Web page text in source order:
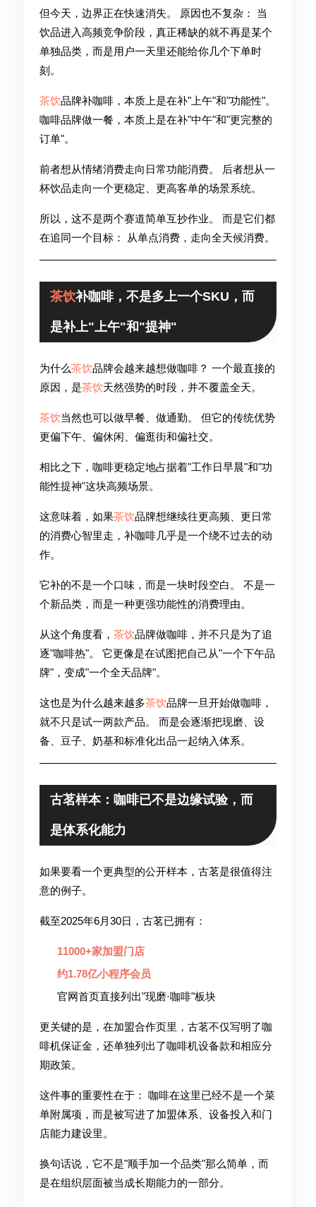
但今天，边界正在快速消失。 原因也不复杂： 当
饮品进入高频竞争阶段，真正稀缺的就不再是某个
单独品类，而是用户一天里还能给你几个下单时
刻。
茶饮品牌补咖啡，本质上是在补"上午"和"功能性"。
咖啡品牌做一餐，本质上是在补"中午"和"更完整的
订单"。
前者想从情绪消费走向日常功能消费。 后者想从一
杯饮品走向一个更稳定、更高客单的场景系统。
所以，这不是两个赛道简单互抄作业。 而是它们都
在追同一个目标： 从单点消费，走向全天候消费。
茶饮补咖啡，不是多上一个SKU，而
是补上"上午"和"提神"
为什么茶饮品牌会越来越想做咖啡？ 一个最直接的
原因，是茶饮天然强势的时段，并不覆盖全天。
茶饮当然也可以做早餐、做通勤。 但它的传统优势
更偏下午、偏休闲、偏逛街和偏社交。
相比之下，咖啡更稳定地占据着"工作日早晨"和"功
能性提神"这块高频场景。
这意味着，如果茶饮品牌想继续往更高频、更日常
的消费心智里走，补咖啡几乎是一个绕不过去的动
作。
它补的不是一个口味，而是一块时段空白。 不是一
个新品类，而是一种更强功能性的消费理由。
从这个角度看， 茶饮品牌做咖啡，并不只是为了追
逐"咖啡热"。 它更像是在试图把自己从"一个下午品
牌"，变成"一个全天品牌"。
这也是为什么越来越多茶饮品牌一旦开始做咖啡，
就不只是试一两款产品。 而是会逐渐把现磨、设
备、豆子、奶基和标准化出品一起纳入体系。
古茗样本：咖啡已不是边缘试验，而
是体系化能力
如果要看一个更典型的公开样本，古茗是很值得注
意的例子。
截至2025年6月30日，古茗已拥有：
11000+家加盟门店
约1.78亿小程序会员
官网首页直接列出"现磨·咖啡"板块
更关键的是，在加盟合作页里，古茗不仅写明了咖
啡机保证金，还单独列出了咖啡机设备款和相应分
期政策。
这件事的重要性在于： 咖啡在这里已经不是一个菜
单附属项，而是被写进了加盟体系、设备投入和门
店能力建设里。
换句话说，它不是"顺手加一个品类"那么简单，而
是在组织层面被当成长期能力的一部分。